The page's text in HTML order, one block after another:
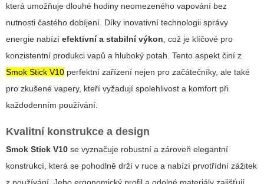
která umožňuje dlouhé hodiny neomezeného vapování bez
nutnosti častého dobíjení. Díky inovativní technologii správy
energie nabízí efektivní a stabilní výkon , což je klíčové pro
konzistentní produkci vapů a hluboký potah. Tento aspekt činí z
Smok Stick V10 perfektní zařízení nejen pro začátečníky, ale také
pro zkušené vapery, kteří vyžadují spolehlivost a komfort při
každodenním používání.
Kvalitní konstrukce a design
Smok Stick V10 se vyznačuje robustní a zároveň elegantní
konstrukcí, která se pohodlně drží v ruce a nabízí prvotřídní zážitek
z používání. Jeho ergonomický profil a odolné materiály zajišťují